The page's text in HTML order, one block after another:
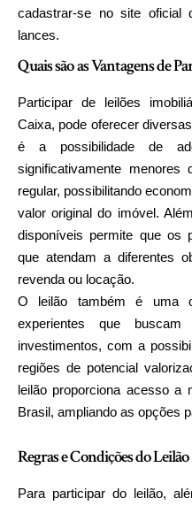
cadastrar-se no site oficial
lances.
Quais são as Vantagens de
Participar de leilões
Caixa, pode oferecer
é a possibilidade de
significativamente
regular, possibilitando
valor original do imóvel.
disponíveis permite que os
que atendam a diferentes
revenda ou locação.
O leilão também é uma
experientes que
investimentos, com a
regiões de potencial
leilão proporciona acesso a
Brasil, ampliando as opções
Regras e Condições do Leilão
Para participar do leilão,